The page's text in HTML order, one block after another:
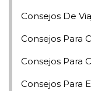
Consejos De
Consejos Para
Consejos Para
Consejos Para